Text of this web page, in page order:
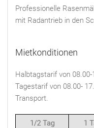
Professionelle
mit Radantrieb in den
Mietkonditionen
Halbtagstarif von
Tagestarif von 08.00-
Transport.
1/2 Tag 1